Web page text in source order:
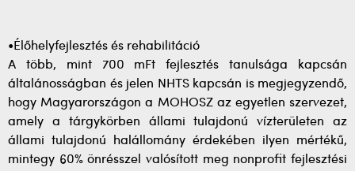
•Élőhelyfejlesztés és rehabilitáció
A több, mint 700 mFt fejlesztés tanulsága kapcsán
általánosságban és jelen NHTS kapcsán is megjegyzendő,
hogy Magyarországon a MOHOSZ az egyetlen szervezet,
amely a tárgykörben állami tulajdonú vízterületen az
állami tulajdonú halállomány érdekében ilyen mértékű,
mintegy 60% önrésszel valósított meg nonprofit fejlesztési